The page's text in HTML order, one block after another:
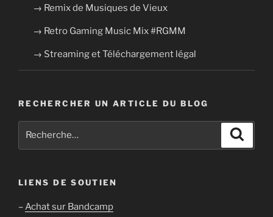
→ Remix de Musiques de Vieux
→ Retro Gaming Music Mix #RGMM
→ Streaming et Téléchargement légal
RECHERCHER UN ARTICLE DU BLOG
LIENS DE SOUTIEN
–Achat sur Bandcamp